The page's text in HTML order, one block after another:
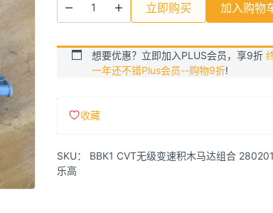
立即购买 加入购物
想要优惠？立即加入PLUS会员，享9折
一年还不错Plus会员--购物9折!
收藏
SKU： BBK1 CVT无级变速积木马达组合 280201
乐高